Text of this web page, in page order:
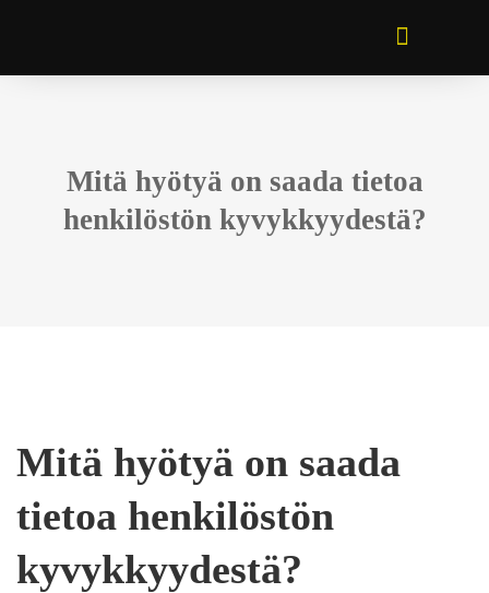
Mitä hyötyä on saada tietoa
henkilöstön kyvykkyydestä?
Mitä hyötyä on saada
tietoa henkilöstön
kyvykkyydestä?